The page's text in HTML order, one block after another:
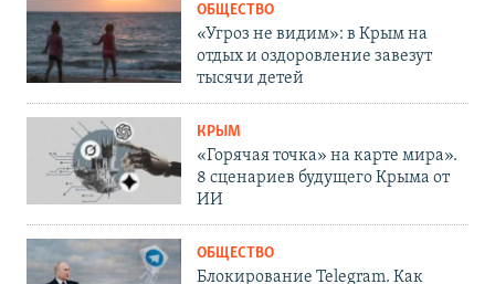
ОБЩЕСТВО
«Угроз не видим»: в Крым на
отдых и оздоровление завезут
тысячи детей
КРЫМ
«Горячая точка» на карте мира».
8 сценариев будущего Крыма от
ИИ
ОБЩЕСТВО
Блокирование Telegram. Как